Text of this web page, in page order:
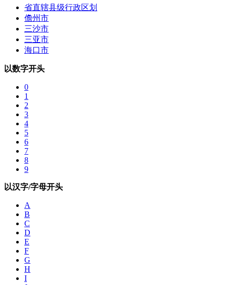
省直辖县级行政区划
儋州市
三沙市
三亚市
海口市
以数字开头
0
1
2
3
4
5
6
7
8
9
以汉字/字母开头
A
B
C
D
E
F
G
H
I